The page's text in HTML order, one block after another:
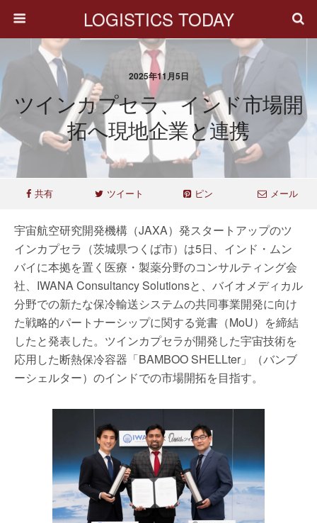
LOGISTICS TODAY
2025年11月5日
ツインカプセラ、インド市場開
拓へ現地企業と連携
共有 ツイート ピン メール
宇宙航空研究開発機構（JAXA）発スタートアップのツ
インカプセラ（茨城県つくば市）は5日、インド・ムン
バイに本拠を置く医療・製薬分野のコンサルティング会
社、IWANA Consultancy Solutionsと、バイオメディカル
分野での新たな保冷輸送システムの共同事業開発に向け
た戦略的パートナーシップに関する覚書（MoU）を締結
したと発表した。ツインカプセラが開発した宇宙技術を
応用した断熱保冷容器「BAMBOO SHELLter」（バンブ
ーシェルター）のインドでの市場開拓を目指す。